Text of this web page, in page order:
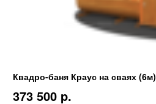
Квадро-баня Краус на сваях (6м)
373 500 p.